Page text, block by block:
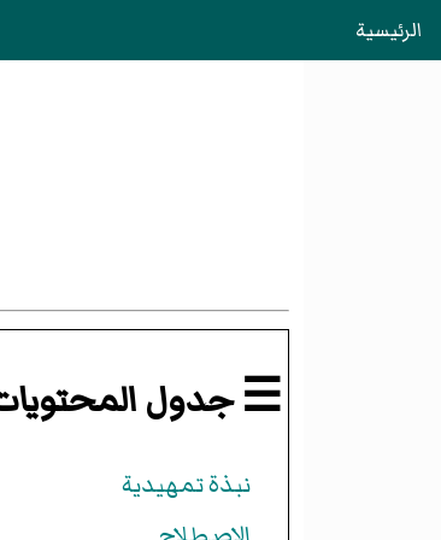
الرئيسية
☰ جدول
نبذة تمهيدية